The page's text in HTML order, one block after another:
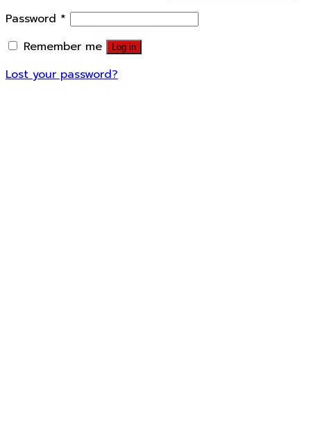
Password *
Remember me
Log in
Lost your password?